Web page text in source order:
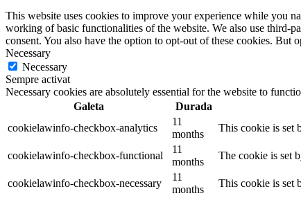
This website uses cookies to improve your experience while you
working of basic functionalities of the website. We also use third-
consent. You also have the option to opt-out of these cookies.
Necessary
Necessary
Sempre activat
Necessary cookies are absolutely essential for the website to
Galeta
Durada
cookielawinfo-checkbox-analytics
11
months
This cookie is set
cookielawinfo-checkbox-functional
11
months
The cookie is set
cookielawinfo-checkbox-necessary
11
months
This cookie is set